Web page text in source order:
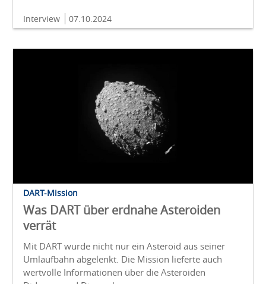
Interview 07.10.2024
DART-Mission
Was DART über erdnahe Asteroiden
verrät
Mit DART wurde nicht nur ein Asteroid aus seiner
Umlaufbahn abgelenkt. Die Mission lieferte auch
wertvolle Informationen über die Asteroiden